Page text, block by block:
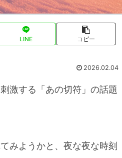
LINE コピー
2026.02.04
激する「あの切符」の話題
みようかと、夜な夜な時刻